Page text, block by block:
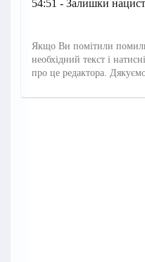
54:51 - Залишки
Якщо Ви помітили
необхідний текст і
про це редактора.